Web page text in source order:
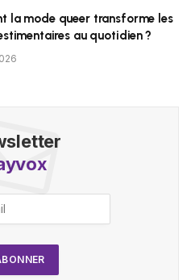
la mode queer transforme les
au quotidien ?